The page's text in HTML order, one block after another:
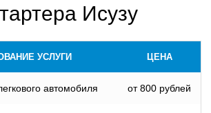
Исузу
УСЛУГИ ЦЕНА
автомобиля от 800 рублей